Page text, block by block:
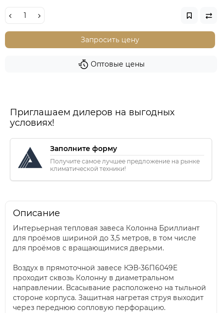
Запросить цену
Оптовые цены
Приглашаем дилеров на выгодных
условиях!
Заполните форму
Получите самое лучшее предложение на рынке
климатической техники!
Описание
Интерьерная тепловая завеса Колонна Бриллиант
для проёмов шириной до 3,5 метров, в том числе
для проёмов с вращающимися дверьми.
Воздух в прямоточной завесе КЭВ-36П6049E
проходит сквозь Колонну в диаметральном
направлении. Всасывание расположено на тыльной
стороне корпуса. Защитная нагретая струя выходит
через переднюю сопловую перфорацию.